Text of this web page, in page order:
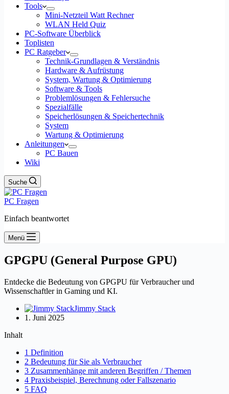
Tools
Mini-Netzteil Watt Rechner
WLAN Held Quiz
PC-Software Überblick
Toplisten
PC Ratgeber
Technik-Grundlagen & Verständnis
Hardware & Aufrüstung
System, Wartung & Optimierung
Software & Tools
Problemlösungen & Fehlersuche
Spezialfälle
Speicherlösungen & Speichertechnik
System
Wartung & Optimierung
Anleitungen
PC Bauen
Wiki
Suche
PC Fragen
Einfach beantwortet
Menü
GPGPU (General Purpose GPU)
Entdecke die Bedeutung von GPGPU für Verbraucher und
Wissenschaftler in Gaming und KI.
Jimmy Stack
1. Juni 2025
Inhalt
1 Definition
2 Bedeutung für Sie als Verbraucher
3 Zusammenhänge mit anderen Begriffen / Themen
4 Praxisbeispiel, Berechnung oder Fallszenario
5 FAQ